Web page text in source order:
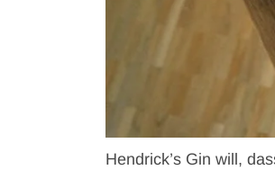
Hendrick’s Gin will,